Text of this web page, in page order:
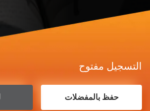
التسجيل مفتوح
حفظ بالمفضلات